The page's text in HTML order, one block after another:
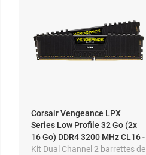
Corsair Vengeance LPX
Series Low Profile 32 Go (2x
16 Go) DDR4 3200 MHz CL16-
Kit Dual Channel 2 barrettes de